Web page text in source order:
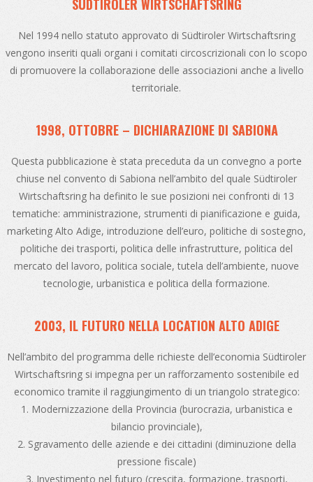
SÜDTIROLER WIRTSCHAFTSRING
Nel 1994 nello statuto approvato di Südtiroler Wirtschaftsring
vengono inseriti quali organi i comitati circoscrizionali con lo scopo
di promuovere la collaborazione delle associazioni anche a livello
territoriale.
1998, OTTOBRE – DICHIARAZIONE DI SABIONA
Questa pubblicazione è stata preceduta da un convegno a porte
chiuse nel convento di Sabiona nell’ambito del quale Südtiroler
Wirtschaftsring ha definito le sue posizioni nei confronti di 13
tematiche: amministrazione, strumenti di pianificazione e guida,
marketing Alto Adige, introduzione dell’euro, politiche di sostegno,
politiche dei trasporti, politica delle infrastrutture, politica del
mercato del lavoro, politica sociale, tutela dell’ambiente, nuove
tecnologie, urbanistica e politica della formazione.
2003, IL FUTURO NELLA LOCATION ALTO ADIGE
Nell’ambito del programma delle richieste dell’economia Südtiroler
Wirtschaftsring si impegna per un rafforzamento sostenibile ed
economico tramite il raggiungimento di un triangolo strategico:
1. Modernizzazione della Provincia (burocrazia, urbanistica e
bilancio provinciale),
2. Sgravamento delle aziende e dei cittadini (diminuzione della
pressione fiscale)
3. Investimento nel futuro (crescita, formazione, trasporti,